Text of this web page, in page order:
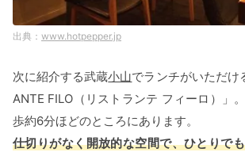
www.hotpepper.jp
次に紹介する武蔵小山でランチがいただけ
ANTE FILO（リストランテ フィーロ）」
歩約6分ほどのところにあります。
仕切りがなく開放的な空間で、ひとりで